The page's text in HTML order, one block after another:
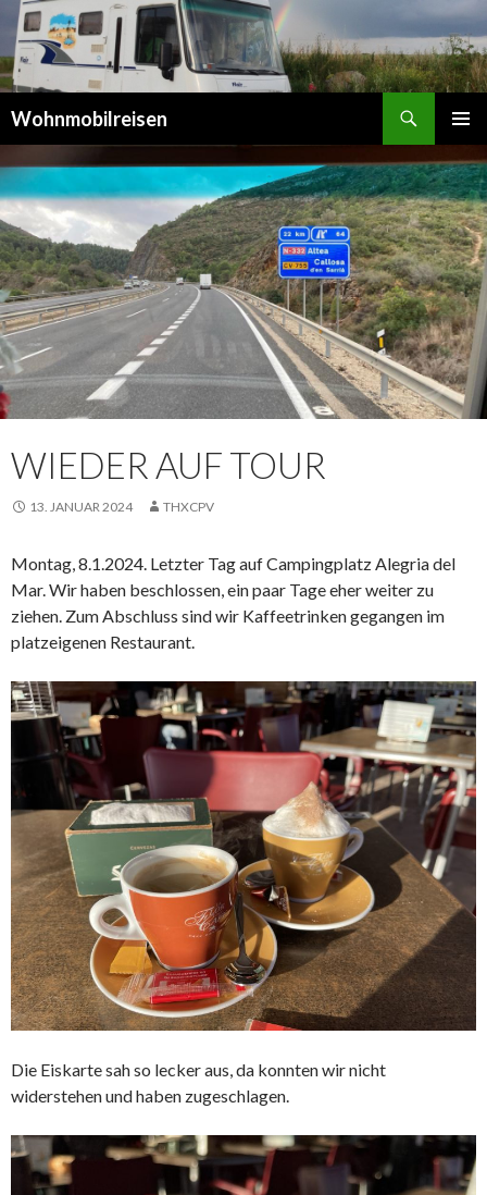
Wohnmobilreisen
MENÜ
INHALT
WIEDER AUF TOUR
13. JANUAR 2024 THXCPV
Montag, 8.1.2024. Letzter Tag auf Campingplatz Alegria del
Mar. Wir haben beschlossen, ein paar Tage eher weiter zu
ziehen. Zum Abschluss sind wir Kaffeetrinken gegangen im
platzeigenen Restaurant.
Die Eiskarte sah so lecker aus, da konnten wir nicht
widerstehen und haben zugeschlagen.